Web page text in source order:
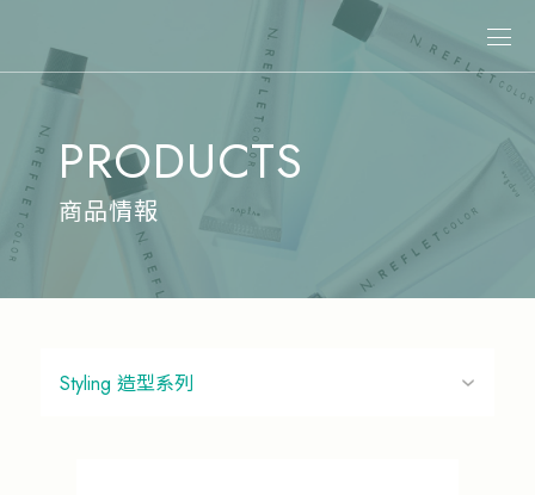
關於娜普菈
最新消息
商品情報
專業染髮
專業燙髮
PRODUCTS
商品情報